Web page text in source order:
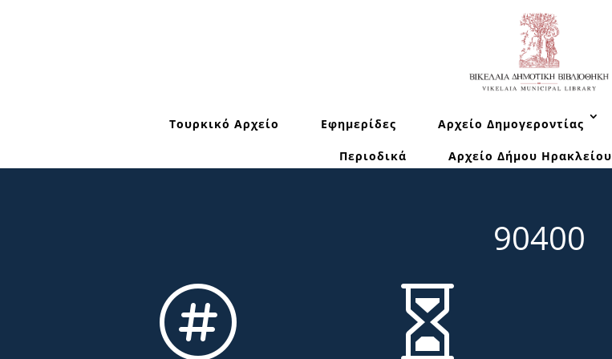
Τουρκικό Αρχείο Εφημερίδες Αρχείο Δημογεροντίας
Περιοδικά Αρχείο Δήμου Ηρακλείου
90400
 